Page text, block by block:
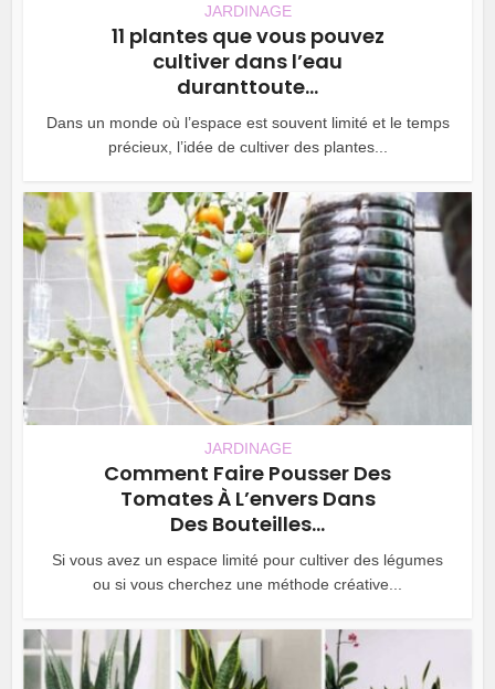
JARDINAGE
11 plantes que vous pouvez
cultiver dans l’eau
duranttoute...
Dans un monde où l’espace est souvent limité et le temps
précieux, l’idée de cultiver des plantes...
JARDINAGE
Comment Faire Pousser Des
Tomates À L’envers Dans
Des Bouteilles...
Si vous avez un espace limité pour cultiver des légumes
ou si vous cherchez une méthode créative...